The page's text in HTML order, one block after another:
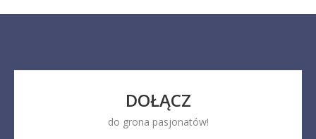
DOŁĄCZ
do grona pasjonatów!